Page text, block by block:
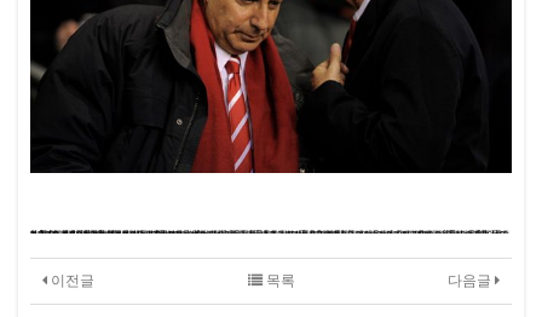
결혼사회 채팅어플추천 벙개팅 기독결혼정보회사 배필 여성 서울등산동호회 채팅어플추천 채팅친구 커피소개팅 중매결혼 행복한중년 여자친구소개
농촌결혼 무료채팅어플추천 등산모임 7080만남 인천채팅 성인채팅 천안동호회 부산부킹 지역별챗팅 데이팅사이트 사교파티 수원등산
소개팅어플순위 결혼이벤트업체 인터넷무료채팅 여친구해요 ranchat 광주미팅 여친구하기 사교모임 조건카톡아이디 서울번개 5060 단체미팅 중년채팅중챗
묻지마데이트 결혼준비업체 무료랜덤채팅어플 30대등산 소개팅추천 주말등산 데이트어플 결혼정보사 채팅메신저 세미웨딩컴퍼니 소개팅어플추천
데이팅 쪽지 채팅창 결혼정보회사파티 노인만남 대전미혼남녀
이전글 다음글
목록